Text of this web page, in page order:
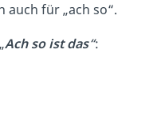
auch für „ach so“.
Ach so ist das“: